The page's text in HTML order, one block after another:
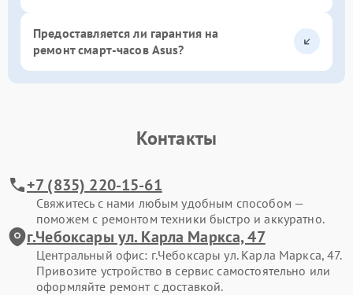
Предоставляется ли гарантия на
ремонт смарт-часов Asus?
Контакты
+7 (835) 220-15-61
Свяжитесь с нами любым удобным способом —
поможем с ремонтом техники быстро и аккуратно.
г.Чебоксары ул. Карла Маркса, 47
Центральный офис: г.Чебоксары ул. Карла Маркса, 47.
Привозите устройство в сервис самостоятельно или
оформляйте ремонт с доставкой.